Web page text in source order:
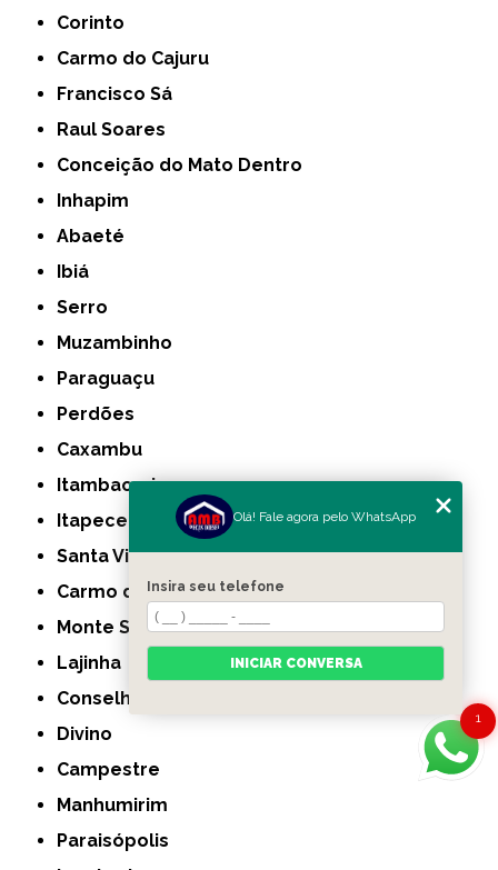
Corinto
Carmo do Cajuru
Francisco Sá
Raul Soares
Conceição do Mato Dentro
Inhapim
Abaeté
Ibiá
Serro
Muzambinho
Paraguaçu
Perdões
Caxambu
Itambacuri
Itapecerica
Santa Vitória
Carmo do Rio Claro
Monte Santo de Minas
Lajinha
Conselheiro Pena
Divino
Campestre
Manhumirim
Paraisópolis
1
Olá! Fale agora pelo WhatsApp
Insira seu telefone
INICIAR CONVERSA